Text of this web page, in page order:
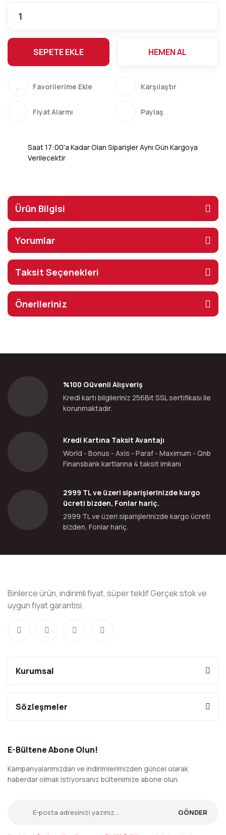
SEPETE EKLE HEMEN AL
Karşılaştır
Fiyat Alarmı Paylaş
Saat 17:00'a Kadar Olan Siparişler Aynı Gün Kargoya
Verilecektir
Ürün Bilgisi
Yorumlar
Taksit Seçenekleri
Önerileriniz
%100 Güvenli Alışveriş
Kredi kartı bilgileriniz 256Bit SSL sertifikası ile
korunmaktadır.
Kredi Kartına Taksit Avantajı
World - Bonus - Axis - Paraf - Maximum - Qnb
Finansbank kartlarına 4 taksit imkanı
2999 TL ve üzeri siparişlerinizde kargo
ücreti bizden, Fonlar hariç.
2999 TL ve üzeri siparişlerinizde kargo ücreti
bizden, Fonlar hariç.
Binlerce ürün, indirimli fiyat, süper teklif Gerçek stok ve
uygun fiyat garantisi.
Kurumsal
Sözleşmeler
E-Bültene Abone Olun!
Kampanyalarımızdan ve indirimlerimizden güncel olarak
haberdar olmak istiyorsanız bültenimize abone olun.
GÖNDER